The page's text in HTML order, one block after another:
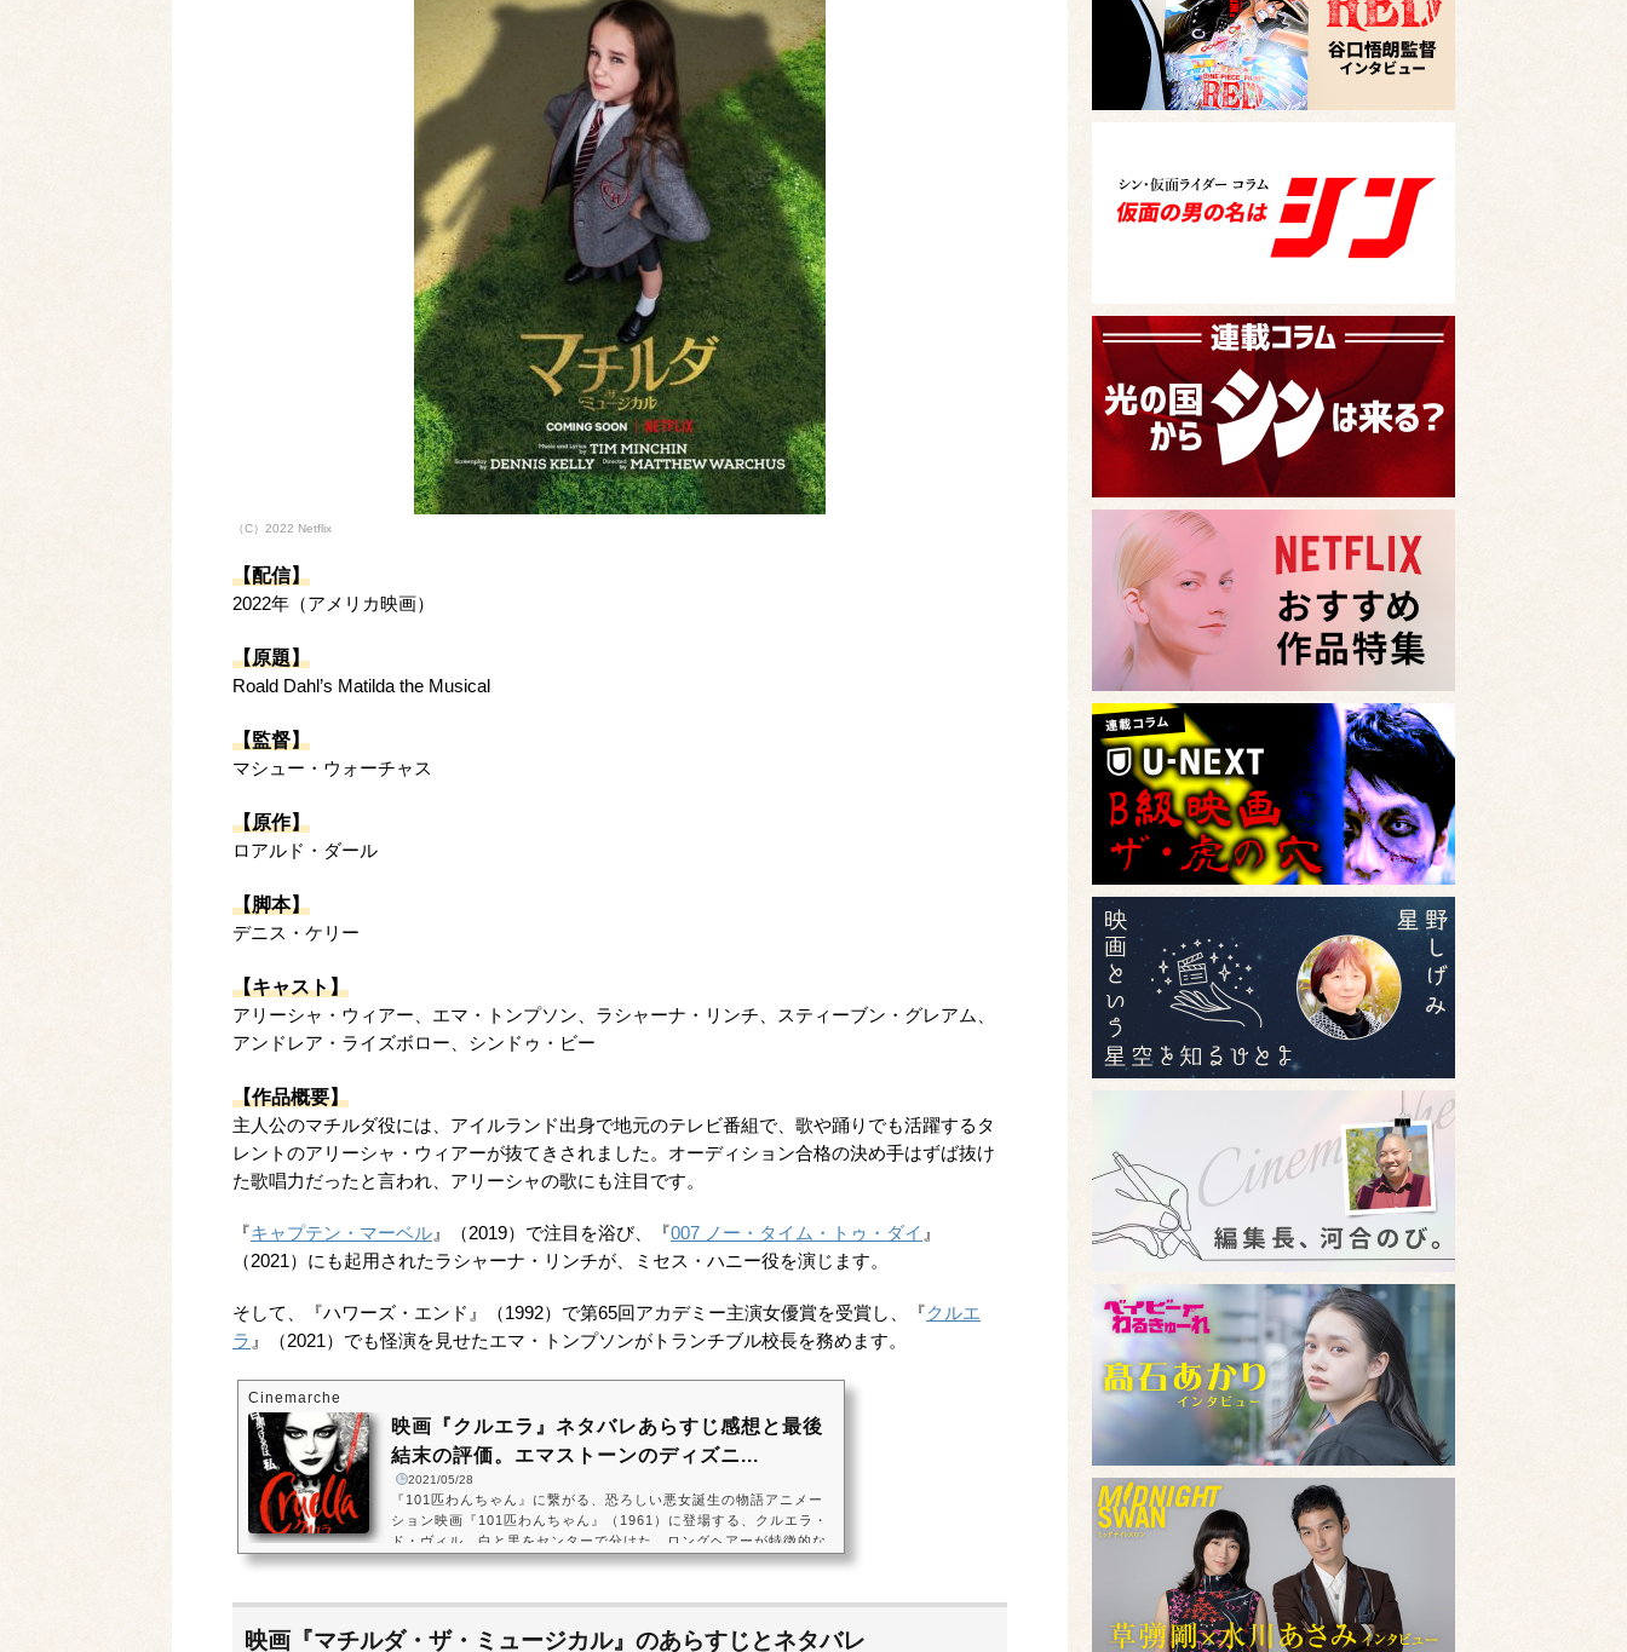
（C）2022 Netflix
【配信】
2022年（アメリカ映画）
【原題】
Roald Dahl’s Matilda the Musical
【監督】
マシュー・ウォーチャス
【原作】
ロアルド・ダール
【脚本】
デニス・ケリー
【キャスト】
アリーシャ・ウィアー、エマ・トンプソン、ラシャーナ・リンチ、スティーブン・グレアム、
アンドレア・ライズボロー、シンドゥ・ビー
【作品概要】
主人公のマチルダ役には、アイルランド出身で地元のテレビ番組で、歌や踊りでも活躍するタ
レントのアリーシャ・ウィアーが抜てきされました。オーディション合格の決め手はずば抜け
た歌唱力だったと言われ、アリーシャの歌にも注目です。
『キャプテン・マーベル 』（2019）で注目を浴び、『007 ノー・タイム・トゥ・ダイ 』
（2021）にも起用されたラシャーナ・リンチが、ミセス・ハニー役を演じます。
そして、『ハワーズ・エンド』（1992）で第65回アカデミー主演女優賞を受賞し、『クルエ
ラ 』（2021）でも怪演を見せたエマ・トンプソンがトランチブル校長を務めます。
Cinemarche
映画『クルエラ』ネタバレあらすじ感想と最後
結末の評価。エマストーンのディズニ...
2021/05/28
『101匹わんちゃん』に繋がる、恐ろしい悪女誕生の物語アニメー
ション映画『101匹わんちゃん』（1961）に登場する、クルエラ・
ド・ヴィル。白と黒をセンターで分けた、ロングヘアーが特徴的な
クルエラは、ディズニー作品の中でもファッションセンス抜群の悪
き日のクルエラを、アカデミー賞女優のエマ・ストーンが演じ、悪
ん』では、ダルメシアンで毛皮を作ろうとした冷酷非道なキャラク
映画『マチルダ・ザ・ミュージカル』のあらすじとネタバレ